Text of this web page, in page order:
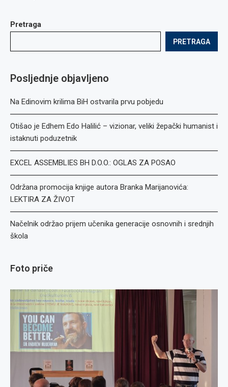
Pretraga
PRETRAGA
Posljednje objavljeno
Na Edinovim krilima BiH ostvarila prvu pobjedu
Otišao je Edhem Edo Halilić – vizionar, veliki žepački humanist i
istaknuti poduzetnik
EXCEL ASSEMBLIES BH D.O.O.: OGLAS ZA POSAO
Održana promocija knjige autora Branka Marijanovića:
LEKTIRA ZA ŽIVOT
Načelnik održao prijem učenika generacije osnovnih i srednjih
škola
Foto priče